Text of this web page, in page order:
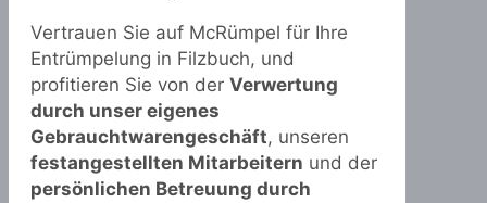
Vertrauen Sie auf McRümpel für Ihre
Entrümpelung in Filzbuch, und
profitieren Sie von der Verwertung
durch unser eigenes
Gebrauchtwarengeschäft, unseren
festangestellten Mitarbeitern und der
persönlichen Betreuung durch